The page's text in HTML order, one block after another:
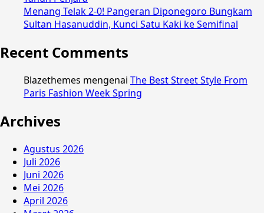
Menang Telak 2-0! Pangeran Diponegoro Bungkam
Sultan Hasanuddin, Kunci Satu Kaki ke Semifinal
Recent Comments
Blazethemes mengenai The Best Street Style From
Paris Fashion Week Spring
Archives
Agustus 2026
Juli 2026
Juni 2026
Mei 2026
April 2026